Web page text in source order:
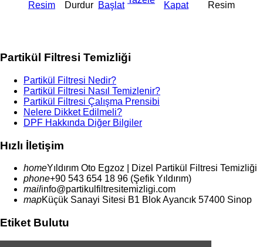
Partikül Filtresi Temizliği
Partikül Filtresi Nedir?
Partikül Filtresi Nasıl Temizlenir?
Partikül Filtresi Çalışma Prensibi
Nelere Dikket Edilmeli?
DPF Hakkında Diğer Bilgiler
Hızlı İletişim
homeYıldırım Oto Egzoz | Dizel Partikül Filtresi Temizliği
phone+90 543 654 18 96 (Şefik Yıldırım)
mailinfo@partikulfiltresitemizligi.com
mapKüçük Sanayi Sitesi B1 Blok Ayancık 57400 Sinop
Etiket Bulutu